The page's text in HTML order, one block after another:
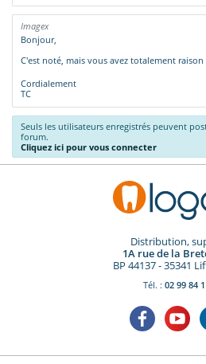
Imagex
Bonjour,
C'est noté, mais vous avez totalement raison
Cordialement
TC
Seuls les utilisateurs enregistrés peuvent
forum.
Cliquez ici pour vous connecter
Distribution,
1A rue de la
BP 44137 - 35341
Tél. : 02 99 84